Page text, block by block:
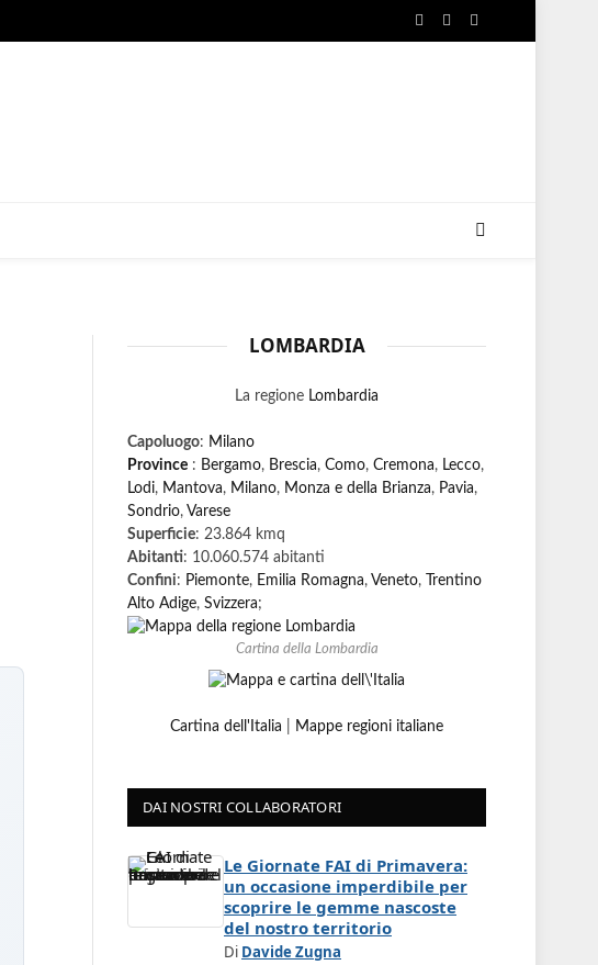
Facebook
X
Instagram
LOMBARDIA
La regione Lombardia
Capoluogo: Milano
Province : Bergamo, Brescia, Como, Cremona, Lecco,
Lodi, Mantova, Milano, Monza e della Brianza, Pavia,
Sondrio, Varese
Superficie: 23.864 kmq
Abitanti: 10.060.574 abitanti
Confini: Piemonte, Emilia Romagna, Veneto,
Trentino
Alto Adige, Svizzera;
Cartina della Lombardia
Cartina dell'Italia Mappe regioni italiane
DAI NOSTRI COLLABORATORI
Le Giornate FAI di Primavera:
un occasione imperdibile per
scoprire le gemme nascoste
del nostro territorio
Di Davide Zugna